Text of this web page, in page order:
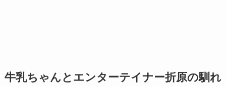
牛乳ちゃんとエンターテイナー折原の馴れ